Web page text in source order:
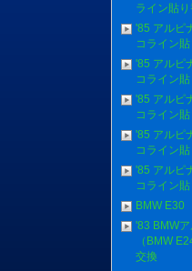
ライン貼
'85 アルピ
コライン
'85 アルピ
コライン
'85 アルピ
コライン
'85 アルピ
コライン
'85 アルピ
コライン
BMW E30
'83 BMW
（BMW
交換